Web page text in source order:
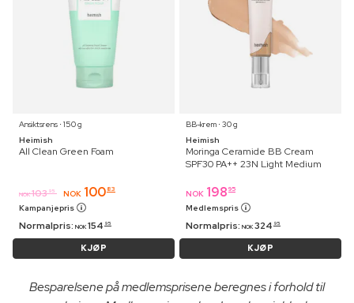
Ansiktsrens ⋅ 150 g
Heimish
All Clean Green Foam
NOK 103 95 NOK 100 83
Kampanjepris
Normalpris: NOK 154 95
KJØP
BB-krem ⋅ 30 g
Heimish
Moringa Ceramide BB Cream
SPF30 PA++ 23N Light Medium
NOK 198 95
Medlemspris
Normalpris: NOK 324 95
KJØP
Besparelsene på medlemsprisene beregnes i forhold til